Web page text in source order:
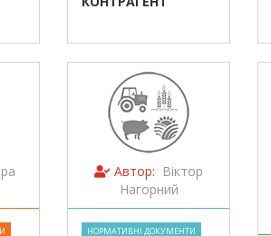
Автор: Віктор
Нагорний
НОРМАТИВНІ ДОКУМЕНТИ